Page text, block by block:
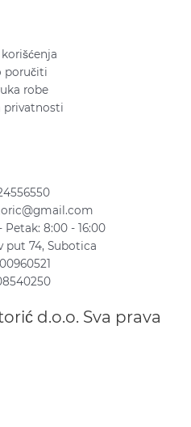
poručiti
robe
privatnosti
Petak: 8:00 - 16:00
put 74, Subotica
d.o.o. Sva prava